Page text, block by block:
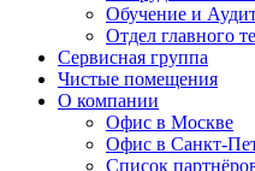
Обучение и
Отдел главного
Сервисная группа
Чистые помещения
О компании
Офис в Москве
Офис в Санкт-
Список